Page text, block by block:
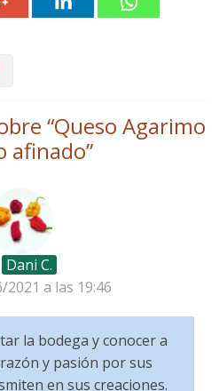
“Queso Agarimo
afinado”
Dani C.
2021 a las 19:46
la bodega y conocer a
y pasión por sus
en sus creaciones.